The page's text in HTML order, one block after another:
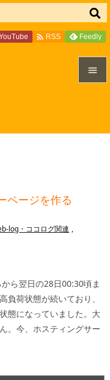

 RSS Feedly
ページを作る
log・ココログ関連 ,
ら翌日の28日00:30頃ま
負荷状態が続いており、
態になっていました。大
。 今、ホスティングサー